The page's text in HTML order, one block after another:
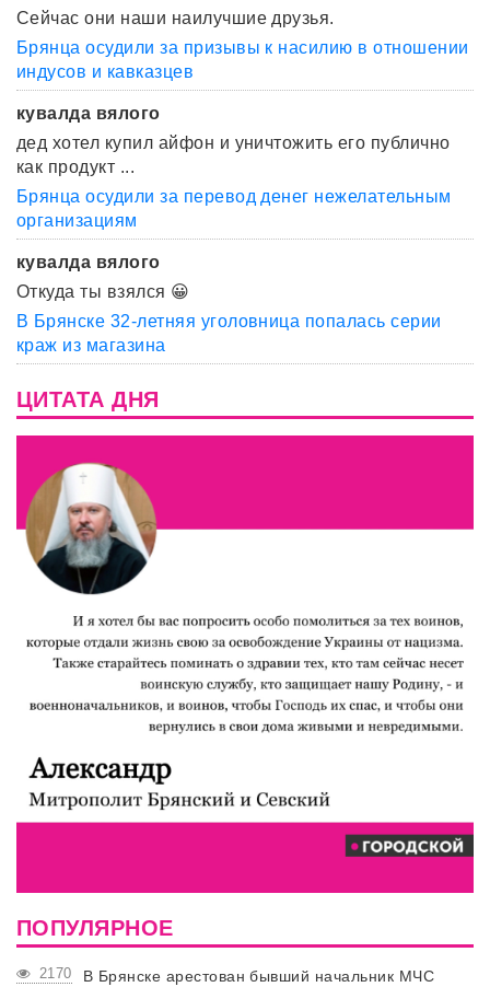
Сейчас они наши наилучшие друзья.
Брянца осудили за призывы к насилию в отношении
индусов и кавказцев
кувалда вялого
дед хотел купил айфон и уничтожить его публично
как продукт ...
Брянца осудили за перевод денег нежелательным
организациям
кувалда вялого
Откуда ты взялся 😀
В Брянске 32-летняя уголовница попалась серии
краж из магазина
ЦИТАТА ДНЯ
ПОПУЛЯРНОЕ
2170 В Брянске арестован бывший начальник МЧС